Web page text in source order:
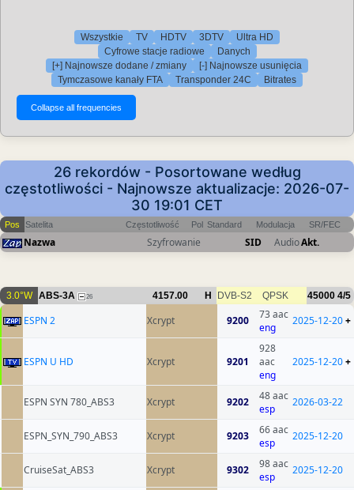
Wszystkie TV HDTV 3DTV
Ultra HD
Cyfrowe stacje radiowe
Danych
[+] Najnowsze dodane / zmiany
[-] Najnowsze usunięcia
Tymczasowe kanały FTA
Transponder 24C Bitrates
26 rekordów - Posortowane według
częstotliwości - Najnowsze aktualizacje: 2026-07-
30 19:01 CET
Pos Satelita Częstotliwość Pol Standard Modulacja SR/FEC
Nazwa Szyfrowanie SID AudioAkt.
3.0°W ABS-3A 26 4157.00 H DVB-S2 QPSK 45000 4/5
ESPN 2 Xcrypt 9200
73 aac
eng
2025-12-20+
ESPN U HD Xcrypt 9201
928
aac
eng
2025-12-20+
ESPN SYN 780_ABS3 Xcrypt 9202
48 aac
esp
2026-03-22
ESPN_SYN_790_ABS3 Xcrypt 9203
66 aac
esp
2025-12-20
CruiseSat_ABS3 Xcrypt 9302
98 aac
esp
2025-12-20